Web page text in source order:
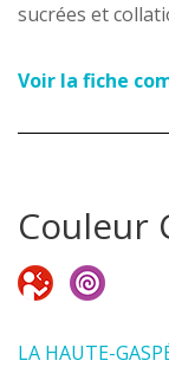
sucrées et
Voir la fiche
Couleur
LA HAUTE-